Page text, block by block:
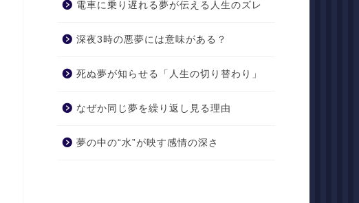
電車に乗り遅れる夢が伝える人生のズレ
深夜3時の悪夢には意味がある？
死ぬ夢が知らせる「人生の切り替わり」
なぜか同じ夢を繰り返し見る理由
夢の中の“水”が映す感情の深さ